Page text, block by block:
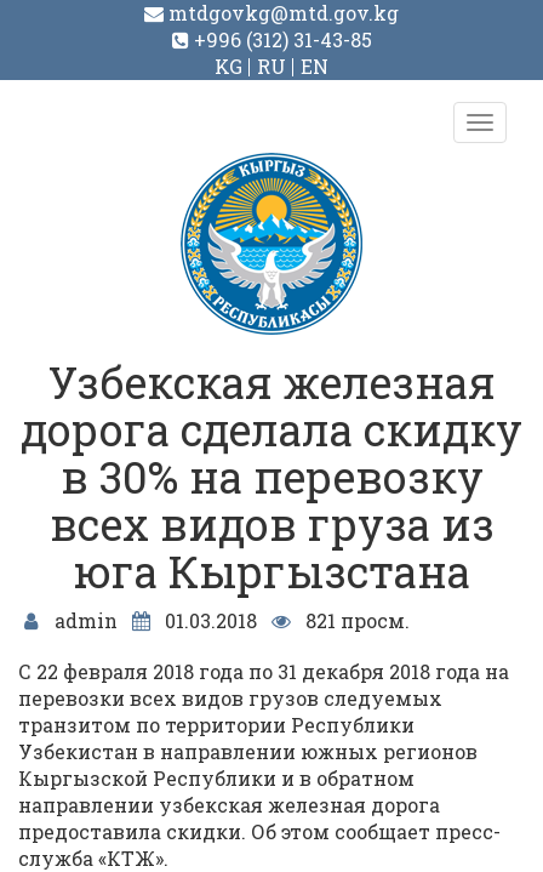
mtdgovkg@mtd.gov.kg
+996 (312) 31-43-85
KG
RU EN
Toggle
Узбекская железная
дорога сделала скидку
в 30% на перевозку
всех видов груза из
юга Кыргызстана
admin 01.03.2018
821 просм.
С 22 февраля 2018 года по 31 декабря 2018 года на
перевозки всех видов грузов следуемых
транзитом по территории Республики
Узбекистан в направлении южных регионов
Кыргызской Республики и в обратном
направлении узбекская железная дорога
предоставила скидки. Об этом сообщает пресс-
служба «КТЖ».